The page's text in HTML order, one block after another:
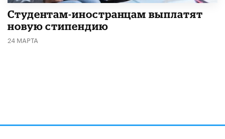
Студентам-иностранцам выплатят
новую стипендию
24 МАРТА